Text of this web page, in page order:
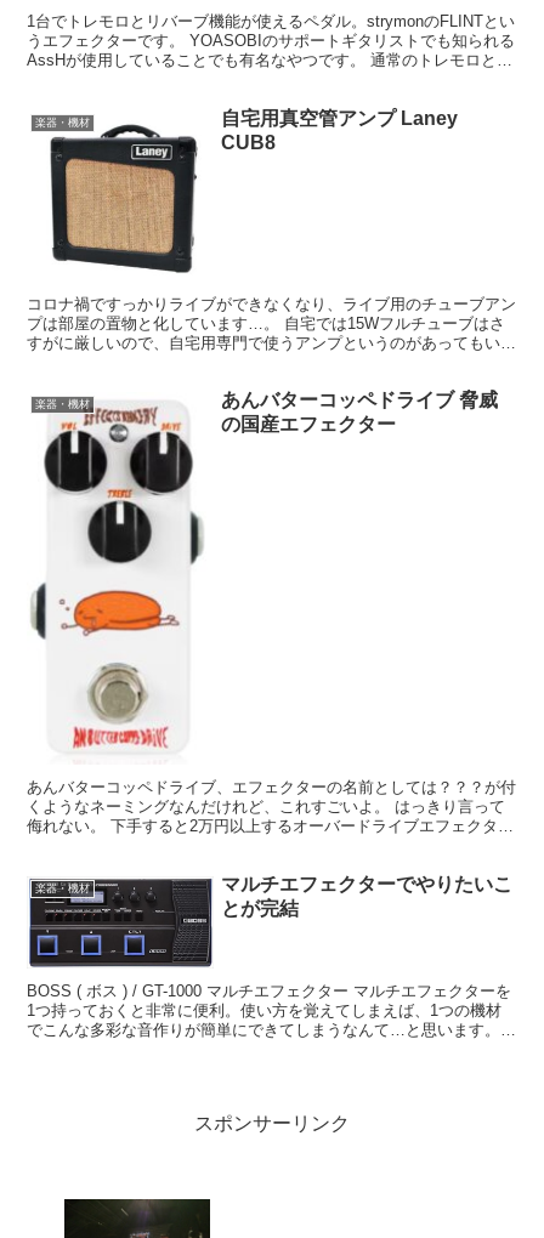
1台でトレモロとリバーブ機能が使えるペダル。strymonのFLINTとい
うエフェクターです。 YOASOBIのサポートギタリストでも知られる
AssHが使用していることでも有名なやつです。 通常のトレモロとリ
楽器・機材
自宅用真空管アンプ Laney
CUB8
コロナ禍ですっかりライブができなくなり、ライブ用のチューブアン
プは部屋の置物と化しています…。 自宅では15Wフルチューブはさ
すがに厳しいので、自宅用専門で使うアンプというのがあってもいい
楽器・機材
あんバターコッペドライブ 脅威
の国産エフェクター
あんバターコッペドライブ、エフェクターの名前としては？？？が付
くようなネーミングなんだけれど、これすごいよ。 はっきり言って
侮れない。 下手すると2万円以上するオーバードライブエフェクター
楽器・機材
マルチエフェクターでやりたいこ
とが完結
BOSS ( ボス ) / GT-1000 マルチエフェクター マルチエフェクターを
1つ持っておくと非常に便利。使い方を覚えてしまえば、1つの機材
でこんな多彩な音作りが簡単にできてしまうなんて…と思います。
スポンサーリンク